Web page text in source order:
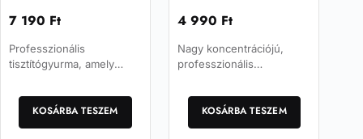
7 190 Ft
Professzionális
tisztítógyurma, amely
hatékonyan távolítja el a
makacs, felületen
megtapadt
KOSÁRBA TESZEM
4 990 Ft
Nagy koncentrációjú,
professzionális
koncentrátum
tisztítógyurmákhoz való
használatra.
KOSÁRBA TESZEM